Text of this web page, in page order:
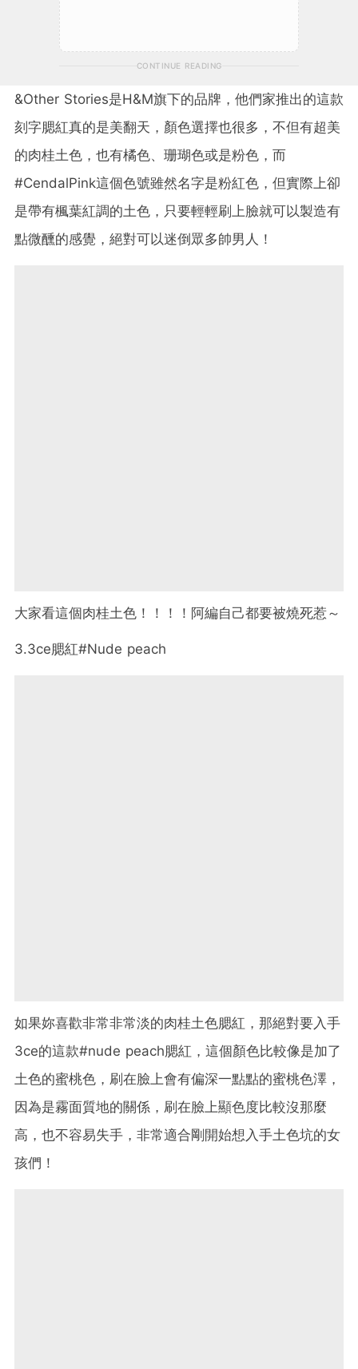
CONTINUE READING
&Other Stories是H&M旗下的品牌，他們家推出的這款
刻字腮紅真的是美翻天，顏色選擇也很多，不但有超美
的肉桂土色，也有橘色、珊瑚色或是粉色，而
#CendalPink這個色號雖然名字是粉紅色，但實際上卻
是帶有楓葉紅調的土色，只要輕輕刷上臉就可以製造有
點微醺的感覺，絕對可以迷倒眾多帥男人！
大家看這個肉桂土色！！！！阿編自己都要被燒死惹～
3.3ce腮紅#Nude peach
如果妳喜歡非常非常淡的肉桂土色腮紅，那絕對要入手
3ce的這款#nude peach腮紅，這個顏色比較像是加了
土色的蜜桃色，刷在臉上會有偏深一點點的蜜桃色澤，
因為是霧面質地的關係，刷在臉上顯色度比較沒那麼
高，也不容易失手，非常適合剛開始想入手土色坑的女
孩們！